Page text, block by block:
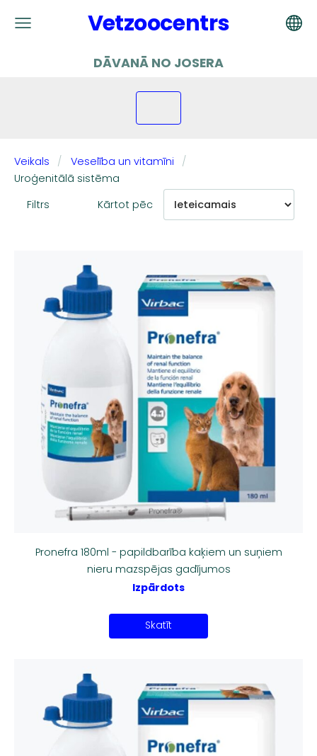
Vetzoocentrs
DĀVANĀ NO JOSERA
Veikals
Veselība un vitamīni
Uroģenitālā sistēma
Filtrs
Kārtot pēc
Pronefra 180ml - papildbarība kaķiem un suņiem
nieru mazspējas gadījumos
Izpārdots
Skatīt